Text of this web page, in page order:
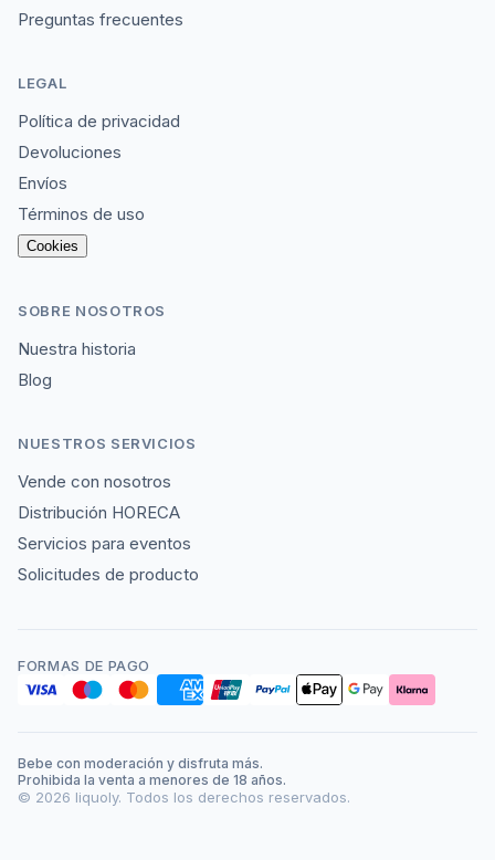
Preguntas frecuentes
LEGAL
Política de privacidad
Devoluciones
Envíos
Términos de uso
Cookies
SOBRE NOSOTROS
Nuestra historia
Blog
NUESTROS SERVICIOS
Vende con nosotros
Distribución HORECA
Servicios para eventos
Solicitudes de producto
FORMAS DE PAGO
Bebe con moderación y disfruta más.
Prohibida la venta a menores de 18 años.
© 2026 liquoly. Todos los derechos reservados.